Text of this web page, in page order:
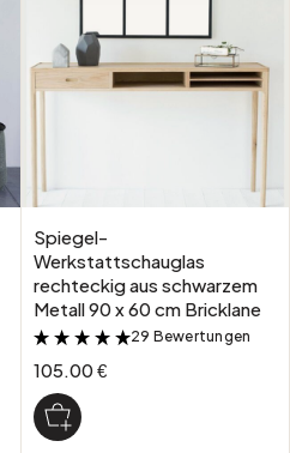
Spiegel-
Werkstattschauglas
rechteckig aus schwarzem
Metall 90 x 60 cm Bricklane
&
29 Bewertungen
105.00 €